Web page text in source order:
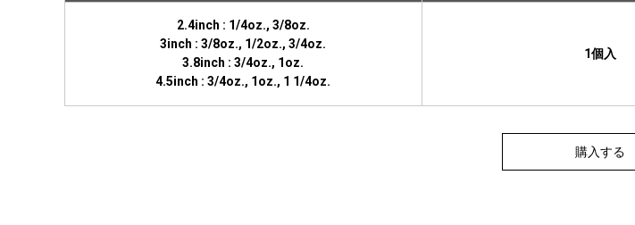
2.4inch : 1/4oz., 3/8oz.
3inch : 3/8oz., 1/2oz., 3/4oz.
3.8inch : 3/4oz., 1oz.
4.5inch : 3/4oz., 1oz., 1 1/4oz.
1個入
購入する